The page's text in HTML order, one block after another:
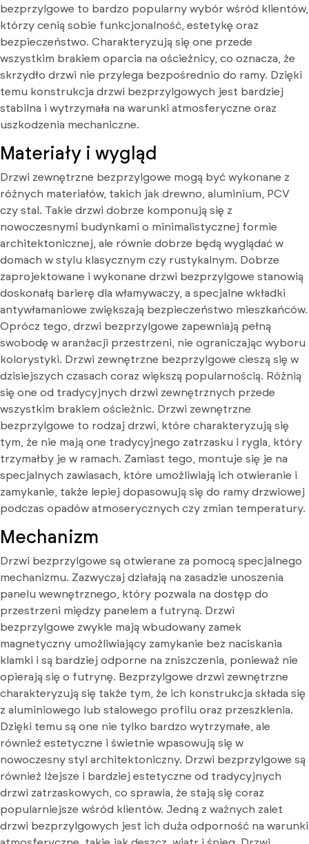
bezprzylgowe to bardzo popularny wybór wśród klientów,
którzy cenią sobie funkcjonalność, estetykę oraz
bezpieczeństwo. Charakteryzują się one przede
wszystkim brakiem oparcia na ościeżnicy, co oznacza, że
skrzydło drzwi nie przylega bezpośrednio do ramy. Dzięki
temu konstrukcja drzwi bezprzylgowych jest bardziej
stabilna i wytrzymała na warunki atmosferyczne oraz
uszkodzenia mechaniczne.
Materiały i wygląd
Drzwi zewnętrzne bezprzylgowe mogą być wykonane z
różnych materiałów, takich jak drewno, aluminium, PCV
czy stal. Takie drzwi dobrze komponują się z
nowoczesnymi budynkami o minimalistycznej formie
architektonicznej, ale równie dobrze będą wyglądać w
domach w stylu klasycznym czy rustykalnym. Dobrze
zaprojektowane i wykonane drzwi bezprzylgowe stanowią
doskonałą barierę dla włamywaczy, a specjalne wkładki
antywłamaniowe zwiększają bezpieczeństwo mieszkańców.
Oprócz tego, drzwi bezprzylgowe zapewniają pełną
swobodę w aranżacji przestrzeni, nie ograniczając wyboru
kolorystyki. Drzwi zewnętrzne bezprzylgowe cieszą się w
dzisiejszych czasach coraz większą popularnością. Różnią
się one od tradycyjnych drzwi zewnętrznych przede
wszystkim brakiem ościeżnic. Drzwi zewnętrzne
bezprzylgowe to rodzaj drzwi, które charakteryzują się
tym, że nie mają one tradycyjnego zatrzasku i rygla, który
trzymałby je w ramach. Zamiast tego, montuje się je na
specjalnych zawiasach, które umożliwiają ich otwieranie i
zamykanie, także lepiej dopasowują się do ramy drzwiowej
podczas opadów atmoserycznych czy zmian temperatury.
Mechanizm
Drzwi bezprzylgowe są otwierane za pomocą specjalnego
mechanizmu. Zazwyczaj działają na zasadzie unoszenia
panelu wewnętrznego, który pozwala na dostęp do
przestrzeni między panelem a futryną. Drzwi
bezprzylgowe zwykle mają wbudowany zamek
magnetyczny umożliwiający zamykanie bez naciskania
klamki i są bardziej odporne na zniszczenia, ponieważ nie
opierają się o futrynę. Bezprzylgowe drzwi zewnętrzne
charakteryzują się także tym, że ich konstrukcja składa się
z aluminiowego lub stalowego profilu oraz przeszklenia.
Dzięki temu są one nie tylko bardzo wytrzymałe, ale
również estetyczne i świetnie wpasowują się w
nowoczesny styl architektoniczny. Drzwi bezprzylgowe są
również lżejsze i bardziej estetyczne od tradycyjnych
drzwi zatrzaskowych, co sprawia, że stają się coraz
popularniejsze wśród klientów. Jedną z ważnych zalet
drzwi bezprzylgowych jest ich duża odporność na warunki